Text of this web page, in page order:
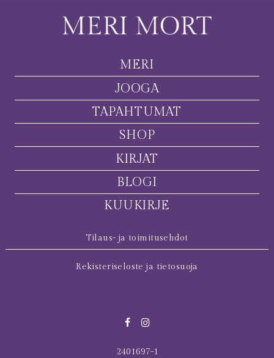
MERI
JOOGA
TAPAHTUMAT
SHOP
KIRJAT
BLOGI
KUUKIRJE
Tilaus- ja toimitusehdot
Rekisteriseloste ja tietosuoja
2401697-1